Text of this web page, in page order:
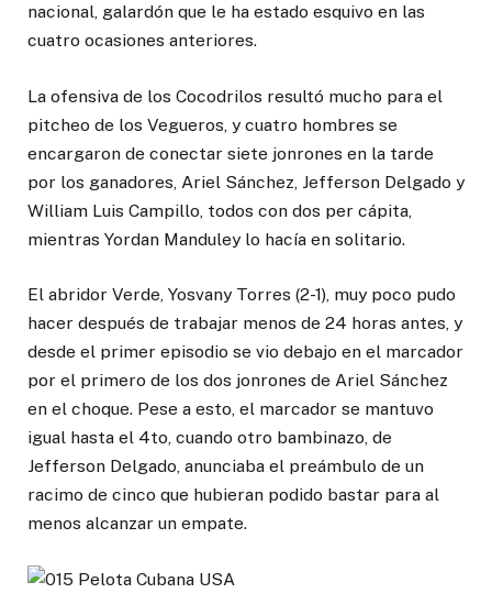
nacional, galardón que le ha estado esquivo en las
cuatro ocasiones anteriores.
La ofensiva de los Cocodrilos resultó mucho para el
pitcheo de los Vegueros, y cuatro hombres se
encargaron de conectar siete jonrones en la tarde
por los ganadores, Ariel Sánchez, Jefferson Delgado y
William Luis Campillo, todos con dos per cápita,
mientras Yordan Manduley lo hacía en solitario.
El abridor Verde, Yosvany Torres (2-1), muy poco pudo
hacer después de trabajar menos de 24 horas antes, y
desde el primer episodio se vio debajo en el marcador
por el primero de los dos jonrones de Ariel Sánchez
en el choque. Pese a esto, el marcador se mantuvo
igual hasta el 4to, cuando otro bambinazo, de
Jefferson Delgado, anunciaba el preámbulo de un
racimo de cinco que hubieran podido bastar para al
menos alcanzar un empate.